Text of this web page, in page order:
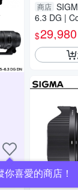
喜愛的商店！
商店
6.3 DG |
E接環 飛
$29,980